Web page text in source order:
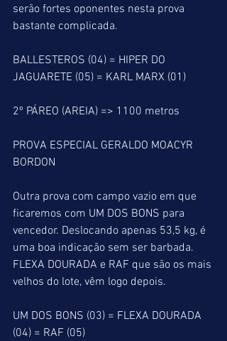
serão fortes oponentes nesta prova
bastante complicada.
BALLESTEROS (04) = HIPER DO
JAGUARETE (05) = KARL MARX (01)
2º PÁREO (AREIA) => 1100 metros
PROVA ESPECIAL GERALDO MOACYR
BORDON
Outra prova com campo vazio em que
ficaremos com UM DOS BONS para
vencedor. Deslocando apenas 53,5 kg, é
uma boa indicação sem ser barbada.
FLEXA DOURADA e RAF que são os mais
velhos do lote, vêm logo depois.
UM DOS BONS (03) = FLEXA DOURADA
(04) = RAF (05)